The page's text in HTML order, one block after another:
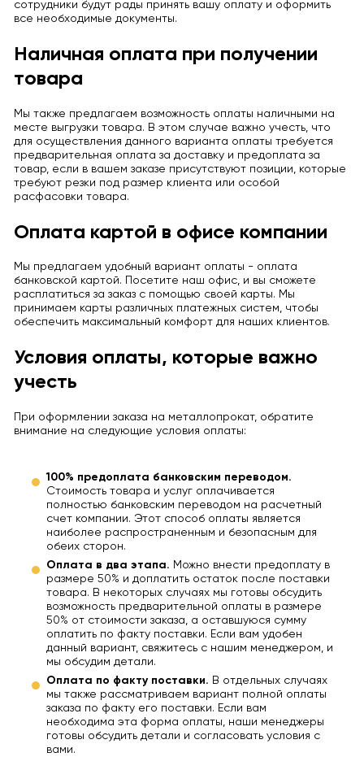
сотрудники будут рады принять вашу оплату и оформить
все необходимые документы.
Наличная оплата при получении
товара
Мы также предлагаем возможность оплаты наличными на
месте выгрузки товара. В этом случае важно учесть, что
для осуществления данного варианта оплаты требуется
предварительная оплата за доставку и предоплата за
товар, если в вашем заказе присутствуют позиции, которые
требуют резки под размер клиента или особой
расфасовки товара.
Оплата картой в офисе компании
Мы предлагаем удобный вариант оплаты - оплата
банковской картой. Посетите наш офис, и вы сможете
расплатиться за заказ с помощью своей карты. Мы
принимаем карты различных платежных систем, чтобы
обеспечить максимальный комфорт для наших клиентов.
Условия оплаты, которые важно
учесть
При оформлении заказа на металлопрокат, обратите
внимание на следующие условия оплаты:
100% предоплата банковским переводом.
Стоимость товара и услуг оплачивается
полностью банковским переводом на расчетный
счет компании. Этот способ оплаты является
наиболее распространенным и безопасным для
обеих сторон.
Оплата в два этапа. Можно внести предоплату в
размере 50% и доплатить остаток после поставки
товара. В некоторых случаях мы готовы обсудить
возможность предварительной оплаты в размере
50% от стоимости заказа, а оставшуюся сумму
оплатить по факту поставки. Если вам удобен
данный вариант, свяжитесь с нашим менеджером, и
мы обсудим детали.
Оплата по факту поставки. В отдельных случаях
мы также рассматриваем вариант полной оплаты
заказа по факту его поставки. Если вам
необходима эта форма оплаты, наши менеджеры
готовы обсудить детали и согласовать условия с
вами.